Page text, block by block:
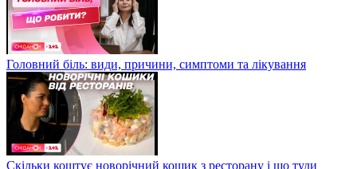
Головний біль: види, причини, симптоми та лікування
Скільки коштує новорічний кошик з ресторану і що туди